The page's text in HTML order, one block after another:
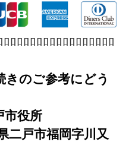
ﾛﾛﾛﾛﾛﾛﾛﾛﾛﾛﾛﾛﾛﾛﾛﾛ
きのご参考にどう
市役所
戸市福岡字川又